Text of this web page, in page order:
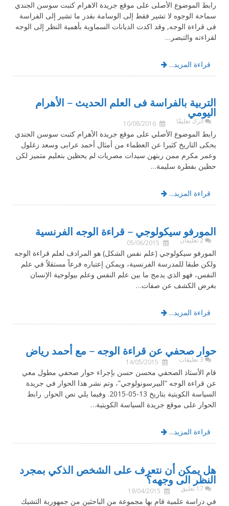
رابط الموضوع الأصلى على موقع جريدة الاهرام كتبت سوسن الجندي
سماحة الوجوه لا تشير فقط إلى الوسامة بقدر ما تشير إلى الفراسة
فى قراءة الوجه, وقد اكدت الديانات السماوية بأهمية النظر إلى الوجه
لقراءته والتبصر…
قراءة المزيد...
التربية بالفراسة فى العلم الحديث – الأهرام
اليومي
10/08/2016 اترك تعليقًا
رابط الموضوع الأصلي على موقع جريدة الأهرام كتبت سوسن الجندي
يحكى التاريخ كثيرا عن العظماء من أمثال أحمد عرابى وسعد زغلول
وعمر مكرم ممن ربتهن سيدات مصريات لم يحظين بتعليم متميز لكن
حظين بفطرة سليمة…
قراءة المزيد...
المورفو سيكولوجي – قراءة الوجه الفرنسية
05/06/2015 2 تعليقان
المورفو سيكولوجي (علم نفس الشكل) هو المرادف لعلم قراءة الوجه
ولكن طبقا للمدرسة الفرنسية، ويمكن إعتباره فرعاً مستقلاً في علم
النفس، فهو الذي يدمج ما بين علم النفس وعلم بيولوجية الإنسان
بغرض الكشف عن صفات…
قراءة المزيد...
حوار صحفي عن قراءة الوجه – مع أحمد رياض
14/05/2015 3 تعليقات
قام الأستاذ الصحفي محسن حسن بإجراء حوار صحفي مطول معي
عن قراءة الوجه “البيرسونولوجي”، وتم نشر هذا الحوار في جريدة
السياسة الكويتية بتاريخ 13-05-2015. وفيما يلي نص الحوار. رابط
الحوار على موقع جريدة السياسة الكويتية…
قراءة المزيد...
هل يمكن أن نتعرف على الشخص الذكي بمجرد
النظر الى وجهه؟
19/04/2015 17 تعليق
في دراسة علمية قام بها مجموعة من الباحثين من جمهورية التشيك